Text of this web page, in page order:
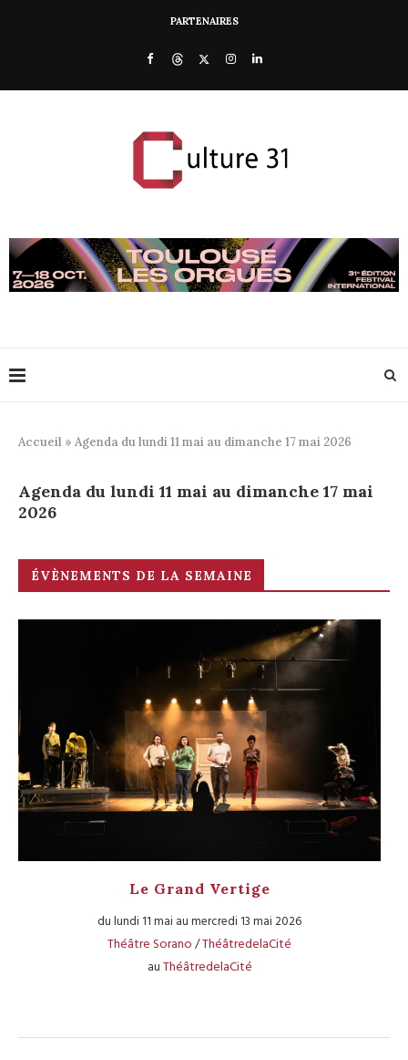
PARTENAIRES
Accueil » Agenda du lundi 11 mai au dimanche 17 mai 2026
Agenda du lundi 11 mai au dimanche 17 mai
2026
ÉVÈNEMENTS DE LA SEMAINE
Le Grand Vertige
du lundi 11 mai au mercredi 13 mai 2026
Théâtre Sorano/ThéâtredelaCité
auThéâtredelaCité